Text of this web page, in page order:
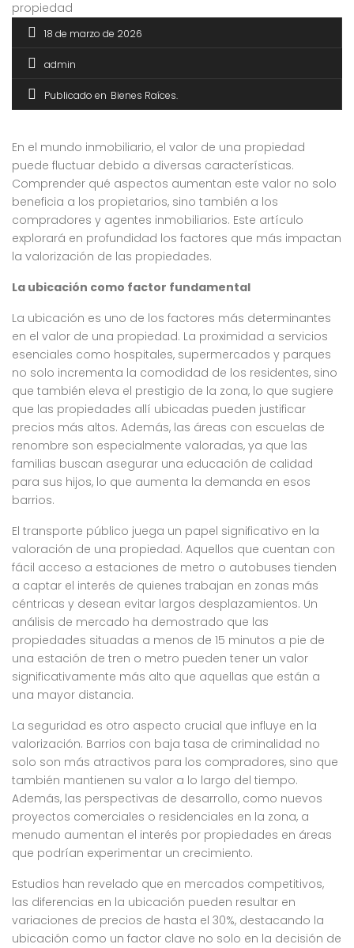
18 de marzo de 2026
admin
Publicado en Bienes Raíces
En el mundo inmobiliario, el valor de una propiedad
puede fluctuar debido a diversas características.
Comprender qué aspectos aumentan este valor no solo
beneficia a los propietarios, sino también a los
compradores y agentes inmobiliarios. Este artículo
explorará en profundidad los factores que más impactan
la valorización de las propiedades.
La ubicación como factor fundamental
La ubicación es uno de los factores más determinantes
en el valor de una propiedad. La proximidad a servicios
esenciales como hospitales, supermercados y parques
no solo incrementa la comodidad de los residentes, sino
que también eleva el prestigio de la zona, lo que sugiere
que las propiedades allí ubicadas pueden justificar
precios más altos. Además, las áreas con escuelas de
renombre son especialmente valoradas, ya que las
familias buscan asegurar una educación de calidad
para sus hijos, lo que aumenta la demanda en esos
barrios.
El transporte público juega un papel significativo en la
valoración de una propiedad. Aquellos que cuentan con
fácil acceso a estaciones de metro o autobuses tienden
a captar el interés de quienes trabajan en zonas más
céntricas y desean evitar largos desplazamientos. Un
análisis de mercado ha demostrado que las
propiedades situadas a menos de 15 minutos a pie de
una estación de tren o metro pueden tener un valor
significativamente más alto que aquellas que están a
una mayor distancia.
La seguridad es otro aspecto crucial que influye en la
valorización. Barrios con baja tasa de criminalidad no
solo son más atractivos para los compradores, sino que
también mantienen su valor a lo largo del tiempo.
Además, las perspectivas de desarrollo, como nuevos
proyectos comerciales o residenciales en la zona, a
menudo aumentan el interés por propiedades en áreas
que podrían experimentar un crecimiento.
Estudios han revelado que en mercados competitivos,
las diferencias en la ubicación pueden resultar en
variaciones de precios de hasta el 30%, destacando la
ubicación como un factor clave no solo en la decisión de